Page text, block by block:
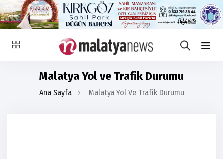
Malatya Yol ve Trafik Durumu
Ana Sayfa Malatya Yol Ve Trafik Durumu